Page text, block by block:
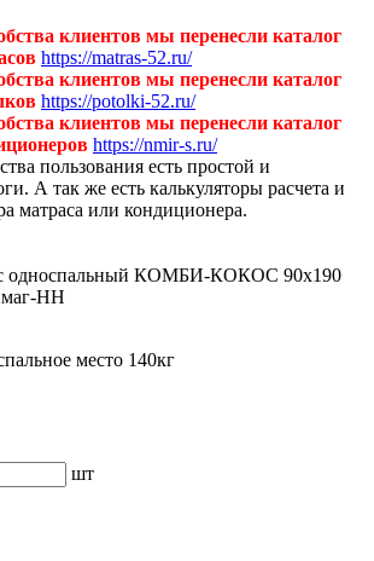
клиентов мы перенесли каталог
https://matras-52.ru/
клиентов мы перенесли каталог
https://potolki-52.ru/
клиентов мы перенесли каталог
https://nmir-s.ru/
пользования есть простой и
А так же есть калькуляторы расчета и
матраса или кондиционера.
место 140кг
шт